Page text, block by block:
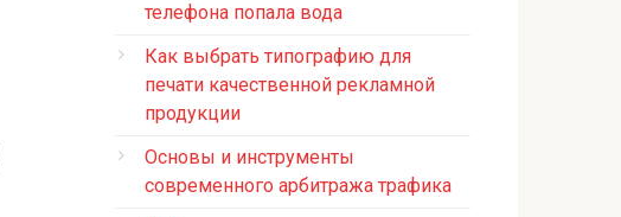
телефона попала вода
Как выбрать типографию для
печати качественной рекламной
продукции
Основы и инструменты
современного арбитража трафика